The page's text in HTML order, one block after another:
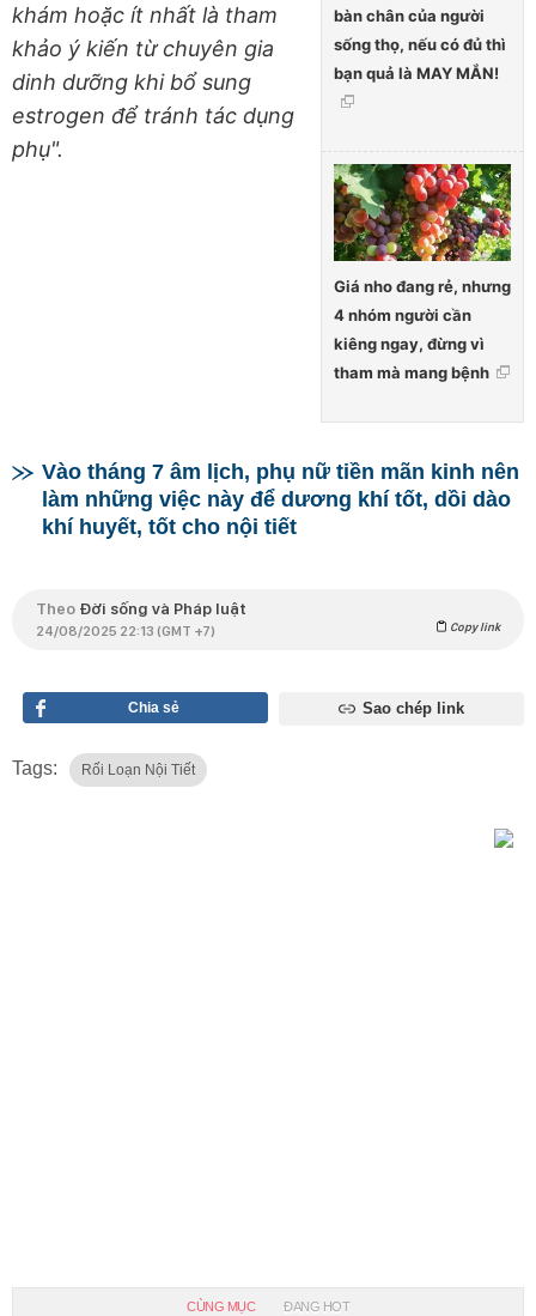
bàn chân của người
sống thọ, nếu có đủ thì
bạn quả là MAY MẮN!
Giá nho đang rẻ, nhưng
4 nhóm người cần
kiêng ngay, đừng vì
tham mà mang bệnh
khám hoặc ít nhất là tham
khảo ý kiến từ chuyên gia
dinh dưỡng khi bổ sung
estrogen để tránh tác dụng
phụ".
Vào tháng 7 âm lịch, phụ nữ tiền mãn kinh nên
làm những việc này để dương khí tốt, dồi dào
khí huyết, tốt cho nội tiết
Theo Đời sống và Pháp luật
24/08/2025 22:13 (GMT +7) Copy link
Chia sẻ Sao chép link
Tags: Rối Loạn Nội Tiết
CÙNG MỤC ĐANG HOT